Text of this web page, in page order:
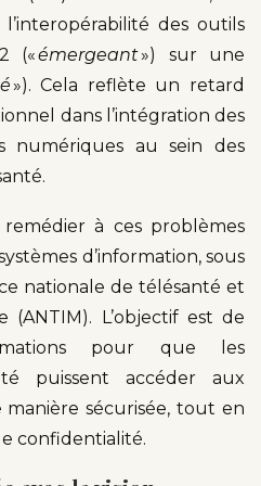
des outils
(«émergeant») sur une
»). Cela reflète un retard
dans l’intégration des
numériques au sein des
à ces problèmes
d’information, sous
nationale de télésanté et
(ANTIM). L’objectif est de
pour que les
puissent accéder aux
manière sécurisée, tout en
confidentialité.